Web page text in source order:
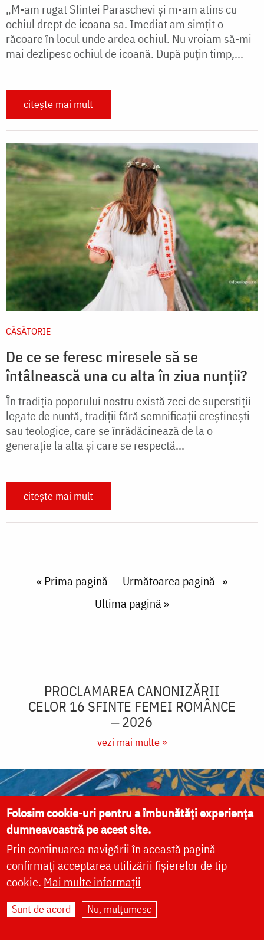
„M-am rugat Sfintei Paraschevi și m-am atins cu
ochiul drept de icoana sa. Imediat am simțit o
răcoare în locul unde ardea ochiul. Nu vroiam să-mi
mai dezlipesc ochiul de icoană. După puțin timp,...
citește mai mult
CĂSĂTORIE
De ce se feresc miresele să se
întâlnească una cu alta în ziua nunții?
În tradiția poporului nostru există zeci de superstiții
legate de nuntă, tradiții fără semnificații creștinești
sau teologice, care se înrădăcinează de la o
generaţie la alta și care se respectă...
citește mai mult
PaginareFirst page
« Prima pagină Next page
Următoarea pagină
Last page
Ultima pagină »
PROCLAMAREA CANONIZĂRII
CELOR 16 SFINTE FEMEI ROMÂNCE
‒ 2026
vezi mai multe »
Folosim cookie-uri pentru a îmbunătăți experiența
dumneavoastră pe acest site.
Prin continuarea navigării în această pagină
confirmați acceptarea utilizării fișierelor de tip
cookie. Mai multe informații
Sunt de acord Nu, mulțumesc